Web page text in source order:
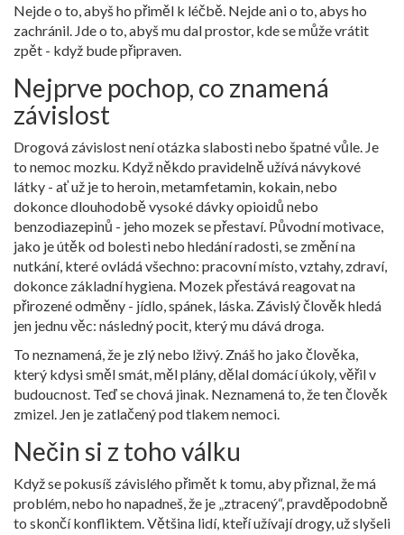
Nejde o to, abyš ho přiměl k léčbě. Nejde ani o to, abys ho
zachránil. Jde o to, abyš mu dal prostor, kde se může vrátit
zpět - když bude připraven.
Nejprve pochop, co znamená
závislost
Drogová závislost není otázka slabosti nebo špatné vůle. Je
to nemoc mozku. Když někdo pravidelně užívá návykové
látky - ať už je to heroin, metamfetamin, kokain, nebo
dokonce dlouhodobě vysoké dávky opioidů nebo
benzodiazepinů - jeho mozek se přestaví. Původní motivace,
jako je útěk od bolesti nebo hledání radosti, se změní na
nutkání, které ovládá všechno: pracovní místo, vztahy, zdraví,
dokonce základní hygiena. Mozek přestává reagovat na
přirozené odměny - jídlo, spánek, láska. Závislý člověk hledá
jen jednu věc: následný pocit, který mu dává droga.
To neznamená, že je zlý nebo lživý. Znáš ho jako člověka,
který kdysi směl smát, měl plány, dělal domácí úkoly, věřil v
budoucnost. Teď se chová jinak. Neznamená to, že ten člověk
zmizel. Jen je zatlačený pod tlakem nemoci.
Nečin si z toho válku
Když se pokusíš závislého přimět k tomu, aby přiznal, že má
problém, nebo ho napadneš, že je „ztracený“, pravděpodobně
to skončí konfliktem. Většina lidí, kteří užívají drogy, už slyšeli